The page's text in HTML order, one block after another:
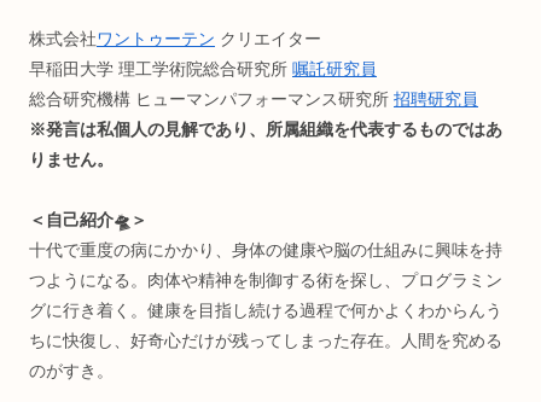
知的好奇心強めな人向けに
・プログラミング全般
・ヨガ/サウナ